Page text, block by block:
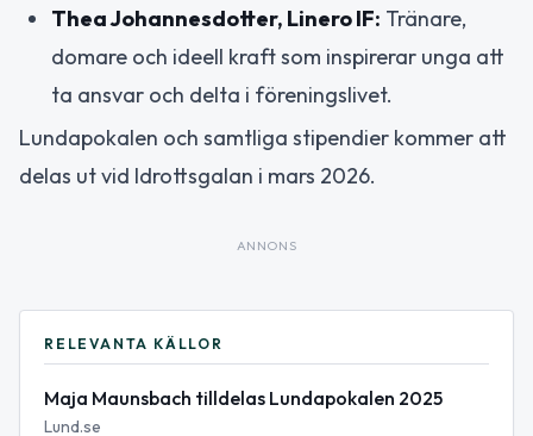
Thea Johannesdotter, Linero IF: Tränare,
domare och ideell kraft som inspirerar unga att
ta ansvar och delta i föreningslivet.
Lundapokalen och samtliga stipendier kommer att
delas ut vid Idrottsgalan i mars 2026.
ANNONS
RELEVANTA KÄLLOR
Maja Maunsbach tilldelas Lundapokalen 2025
Lund.se